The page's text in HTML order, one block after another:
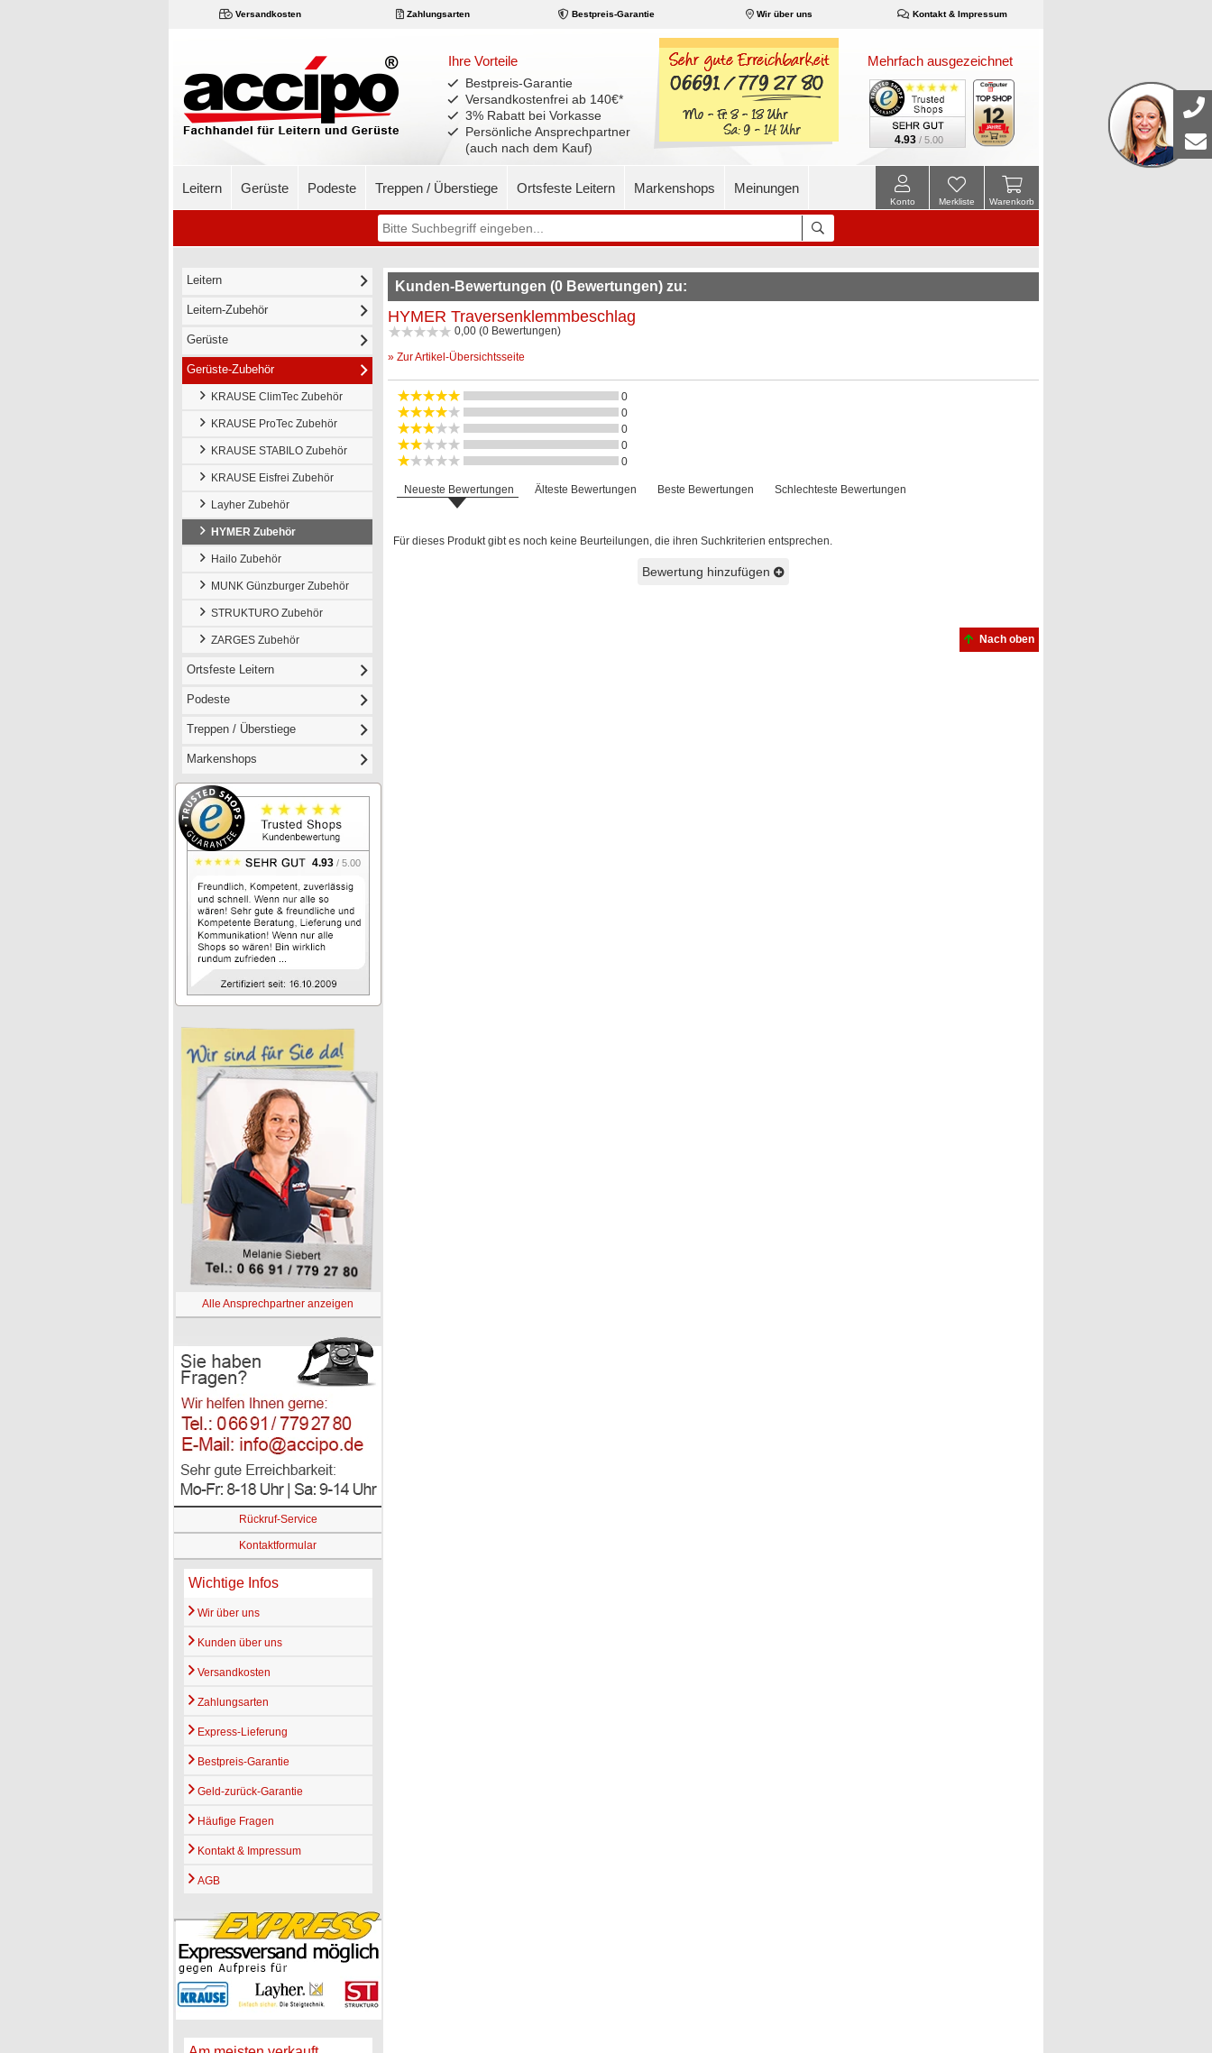
Versandkosten Zahlungsarten Bestpreis-Garantie Wir über uns Kontakt & Impressum
Ihre Vorteile
Bestpreis-Garantie
Versandkostenfrei ab 140€*
3% Rabatt bei Vorkasse
Persönliche Ansprechpartner
(auch nach dem Kauf)
Mehrfach ausgezeichnet
4.93 / 5.00
Leitern Gerüste Podeste Treppen / Überstiege Ortsfeste Leitern Markenshops Meinungen
Warenkorb
Merkliste
Konto
Leitern
Leitern-Zubehör
Gerüste
Gerüste-Zubehör
KRAUSE ClimTec Zubehör
KRAUSE ProTec Zubehör
KRAUSE STABILO Zubehör
KRAUSE Eisfrei Zubehör
Layher Zubehör
HYMER Zubehör
Hailo Zubehör
MUNK Günzburger Zubehör
STRUKTURO Zubehör
ZARGES Zubehör
Ortsfeste Leitern
Podeste
Treppen / Überstiege
Markenshops
4.93 / 5.00
Alle Ansprechpartner anzeigen
Rückruf-Service
Kontaktformular
Wichtige Infos
Wir über uns
Kunden über uns
Versandkosten
Zahlungsarten
Express-Lieferung
Bestpreis-Garantie
Geld-zurück-Garantie
Häufige Fragen
Kontakt & Impressum
AGB
Kunden-Bewertungen (0 Bewertungen) zu:
HYMER Traversenklemmbeschlag
0,00 (0 Bewertungen)
» Zur Artikel-Übersichtsseite
0
0
0
0
0
Neueste Bewertungen Älteste Bewertungen Beste Bewertungen Schlechteste Bewertungen
Für dieses Produkt gibt es noch keine Beurteilungen, die ihren Suchkriterien entsprechen.
Bewertung hinzufügen
Nach oben